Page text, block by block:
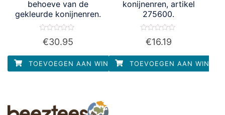
behoeve van de
gekleurde konijnenren.
Waardering
0
5
€30.95
TOEVOEGEN AAN WINKELWAGEN
konijnenren, artikel
275600.
Waardering
5
€16.19
TOEVOEGEN AAN